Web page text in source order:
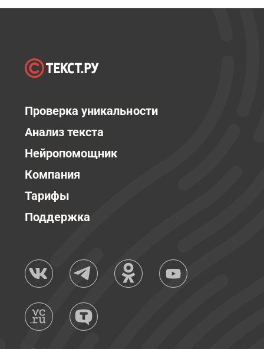
Проверка уникальности
Анализ текста
Нейропомощник
Компания
Тарифы
Поддержка